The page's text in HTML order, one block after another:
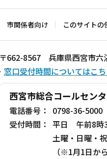
市関係者向け このサイトの
〒662-8567 兵庫県西宮市六
窓口受付時間についてはこ
西宮市総合コールセン
電話番号：
0798-36-5000
受付時間： 平日 午前8時
土曜・日曜・
（※1月1日か